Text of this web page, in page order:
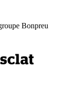
Bonpreu